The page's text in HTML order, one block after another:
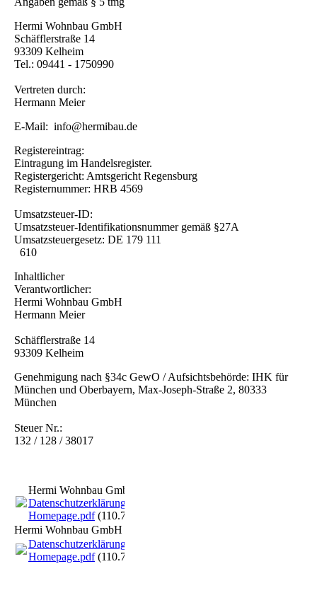
Hermi Wohnbau GmbH
Schäfflerstraße 14
93309 Kelheim
Tel.: 09441 - 1750990
Vertreten durch:
Hermann Meier
E-Mail: info@hermibau.de
Registereintrag:
Eintragung im Handelsregister.
Registergericht: Amtsgericht Regensburg
Registernummer: HRB 4569
Umsatzsteuer-ID:
Umsatzsteuer-Identifikationsnummer gemäß §27A
Umsatzsteuergesetz: DE 179 111
610
Inhaltlicher
Verantwortlicher:
Hermi Wohnbau GmbH
Hermann Meier
Schäfflerstraße 14
93309 Kelheim
Genehmigung nach §34c GewO / Aufsichtsbehörde: IHK für
München und Oberbayern, Max-Joseph-Straße 2, 80333
München
Steuer Nr.:
132 / 128 / 38017
Hermi Wohnbau GmbH
Datenschutzerklärung
Homepage.pdf(110.79KB)
Hermi Wohnbau GmbH
Datenschutzerklärung
Homepage.pdf(110.79KB)